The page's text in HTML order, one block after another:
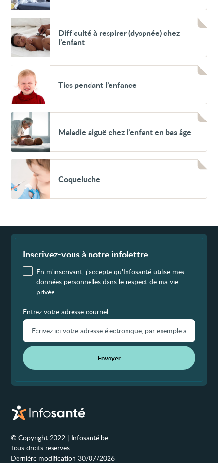
Voir
Difficulté
à
respirer
(dyspnée)
l’enfant
Difficulté à respirer (dyspnée) chez
l’enfant
Voir
Tics
pendant
l’enfance
Tics pendant l’enfance
Voir
Maladie
aiguë
chez
l’enfant
bas
Maladie aiguë chez l’enfant en bas âge
Coqueluche
Coqueluche
Inscrivez-vous à notre infolettre
En m'inscrivant, j'accepte qu'Infosanté utilise mes
données personnelles dans le respect de ma vie
privée
Entrez votre adresse courriel
Envoyer
© Copyright 2022 | Infosanté.be
Tous droits réservés
Dernière modification 30/07/2026